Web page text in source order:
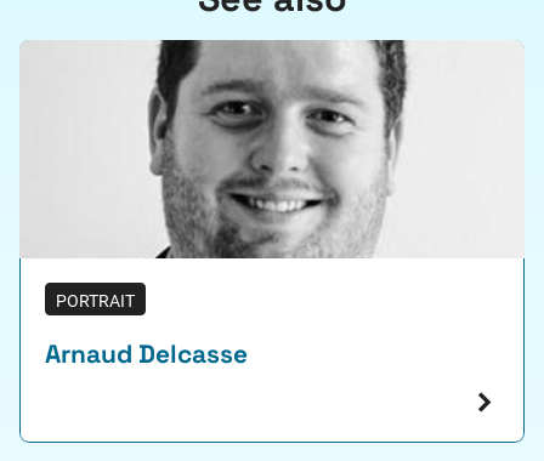
PORTRAIT
Arnaud Delcasse